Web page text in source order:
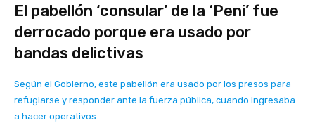
El pabellón ‘consular’ de la ‘Peni’ fue
derrocado porque era usado por
bandas delictivas
Según el Gobierno, este pabellón era usado por los presos para
refugiarse y responder ante la fuerza pública, cuando ingresaba
a hacer operativos.